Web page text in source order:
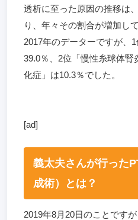
透析に至った原因の推移は
り、年々その割合が増加し
2017年のデーターですが、1
39.0％、2位「慢性糸球体腎
化症」は10.3％でした。
[ad]
義太夫さんが行った
成術）とは？
2019年8月20日のことです